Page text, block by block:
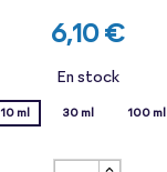
6,10 €
En stock
10 ml 30 ml 100 ml